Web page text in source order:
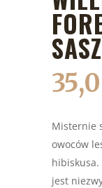
Misternie
owoców
hibiskusa.
jest